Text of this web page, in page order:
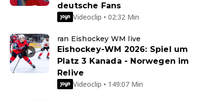
deutsche Fans
Videoclip • 02:32 Min
ran Eishockey WM live
Eishockey-WM 2026: Spiel um
Platz 3 Kanada - Norwegen im
Relive
Videoclip • 149:07 Min